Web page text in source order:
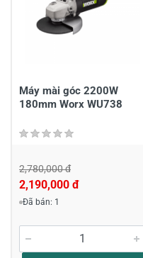
Gửi nhận xét
Máy mài góc 2200W
180mm Worx WU738
2,780,000 đ
2,190,000 đ
Đã bán: 1